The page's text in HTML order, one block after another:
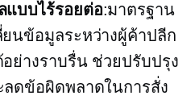
แบบไร้รอยต่อ:มาตรฐาน
นข้อมูลระหว่างผู้ค้าปลีก
ย่างราบรื่น ช่วยปรับปรุง
ดข้อผิดพลาดในการสั่ง